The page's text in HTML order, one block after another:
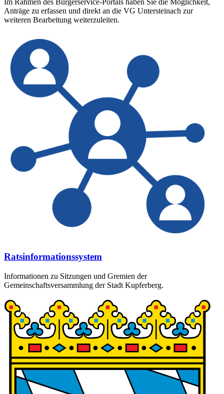
Im Rahmen des Bürgerservice-Portals haben Sie die Möglichkeit,
Anträge zu erfassen und direkt an die VG Untersteinach zur
weiteren Bearbeitung weiterzuleiten.
Ratsinformationssystem
Informationen zu Sitzungen und Gremien der
Gemeinschaftsversammlung der Stadt Kupferberg.